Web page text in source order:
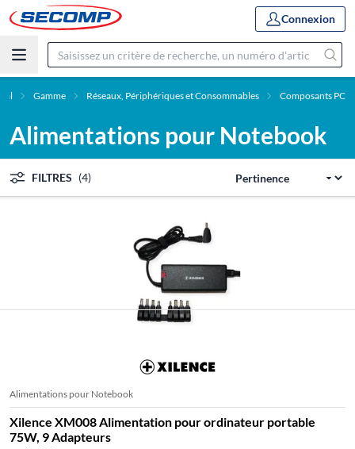
Connexion
Gamme Réseaux, Périphériques et Consommables Composants PC
Alimentations pour Notebook
FILTRES (4)
Alimentations pour Notebook
Xilence XM008 Alimentation pour ordinateur portable
75W, 9 Adapteurs